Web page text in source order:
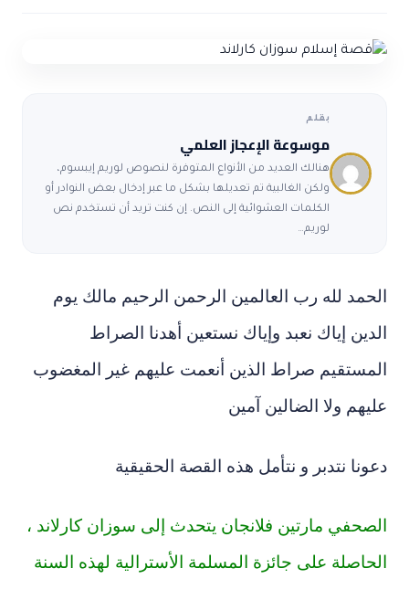
قصص للعبرة
حول السنة
بقلم
موسوعة الإعجاز العلمي
هنالك العديد من الأنواع المتوفرة لنصوص لوريم إيبسوم،
ولكن الغالبية تم تعديلها بشكل ما عبر إدخال بعض النوادر أو
الكلمات العشوائية إلى النص. إن كنت تريد أن تستخدم نص
لوريم…
الحمد لله رب العالمين الرحمن الرحيم مالك يوم
الدين إياك نعبد وإياك نستعين أهدنا الصراط
المستقيم صراط الذين أنعمت عليهم غير المغضوب
عليهم ولا الضالين آمين
دعونا نتدبر و نتأمل هذه القصة الحقيقية
الصحفي مارتين فلانجان يتحدث إلى سوزان كارلاند ،
الحاصلة على جائزة المسلمة الأسترالية لهذه السنة